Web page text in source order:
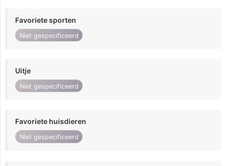
Favoriete sporten
Niet gespecificeerd
Uitje
Niet gespecificeerd
Favoriete huisdieren
Niet gespecificeerd